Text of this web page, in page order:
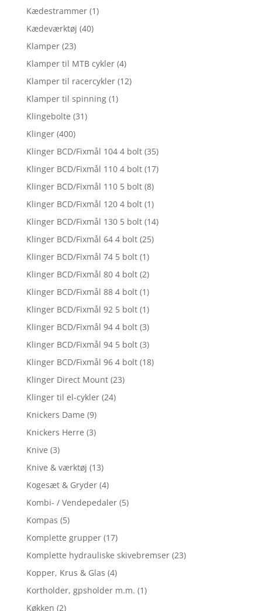
Kædestrammer (1)
Kædeværktøj (40)
Klamper (23)
Klamper til MTB cykler (4)
Klamper til racercykler (12)
Klamper til spinning (1)
Klingebolte (31)
Klinger (400)
Klinger BCD/Fixmål 104 4 bolt (35)
Klinger BCD/Fixmål 110 4 bolt (17)
Klinger BCD/Fixmål 110 5 bolt (8)
Klinger BCD/Fixmål 120 4 bolt (1)
Klinger BCD/Fixmål 130 5 bolt (14)
Klinger BCD/Fixmål 64 4 bolt (25)
Klinger BCD/Fixmål 74 5 bolt (1)
Klinger BCD/Fixmål 80 4 bolt (2)
Klinger BCD/Fixmål 88 4 bolt (1)
Klinger BCD/Fixmål 92 5 bolt (1)
Klinger BCD/Fixmål 94 4 bolt (3)
Klinger BCD/Fixmål 94 5 bolt (3)
Klinger BCD/Fixmål 96 4 bolt (18)
Klinger Direct Mount (23)
Klinger til el-cykler (24)
Knickers Dame (9)
Knickers Herre (3)
Knive (3)
Knive & værktøj (13)
Kogesæt & Gryder (4)
Kombi- / Vendepedaler (5)
Kompas (5)
Komplette grupper (17)
Komplette hydrauliske skivebremser (23)
Kopper, Krus & Glas (4)
Kortholder, gpsholder m.m. (1)
Køkken (2)